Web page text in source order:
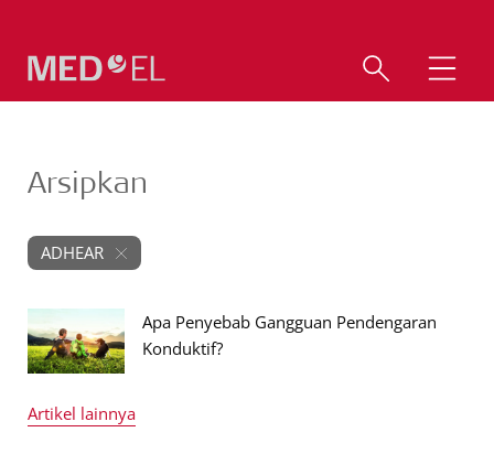
Arsipkan
ADHEAR
Apa Penyebab Gangguan Pendengaran
Konduktif?
Artikel lainnya